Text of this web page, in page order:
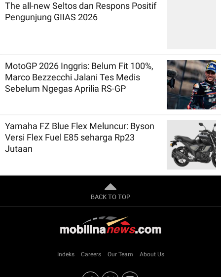
The all-new Seltos dan Respons Positif
Pengunjung GIIAS 2026
MotoGP 2026 Inggris: Belum Fit 100%,
Marco Bezzecchi Jalani Tes Medis
Sebelum Ngegas Aprilia RS-GP
Yamaha FZ Blue Flex Meluncur: Byson
Versi Flex Fuel E85 seharga Rp23
Jutaan
BACK TO TOP
Indeks Careers Our Team About Us